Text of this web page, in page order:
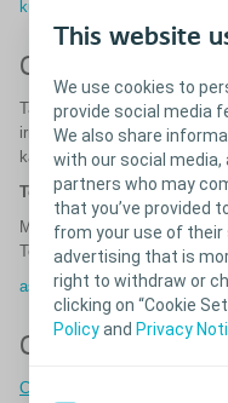
This website
We use cookies to
provide social media
We also share
with our social
partners who may
that you’ve provided
from your use of their
advertising that is
right to withdraw or
clicking on “Cookie
Policyand Privacy
kundeservice@coloplast.com
Coloplast
Tar imot bestillinger på
irrigasjonsprodukter. Det er
kan gi produktveiledning.
Telefonen er åpen:
Mandag - fredag 08:00 -
Telefon:
+47 22 57 50 20
assistanse@coloplast.com
Coloplast globalt
Coloplast kontorer globalt